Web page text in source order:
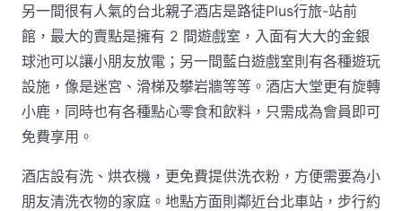
另一間很有人氣的台北親子酒店是路徒Plus行旅-站前
館，最大的賣點是擁有 2 間遊戲室，入面有大大的金銀
球池可以讓小朋友放電；另一間藍白遊戲室則有各種遊玩
設施，像是迷宮、滑梯及攀岩牆等等。酒店大堂更有旋轉
小鹿，同時也有各種點心零食和飲料，只需成為會員即可
免費享用。
酒店設有洗、烘衣機，更免費提供洗衣粉，方便需要為小
朋友清洗衣物的家庭。地點方面則鄰近台北車站，步行約